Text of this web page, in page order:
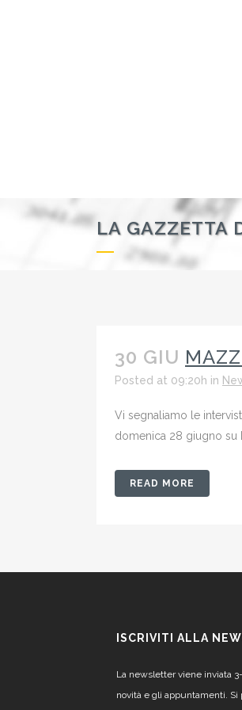
LA GAZZETTA
30 GIU
Posted at 09:20h in
Vi segnaliamo le
domenica 28 giugno su
READ MORE
ISCRIVITI ALLA
La newsletter viene inviata
novità e gli appuntamenti.